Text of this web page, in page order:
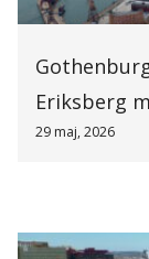
Eriksberg
29 maj, 2026